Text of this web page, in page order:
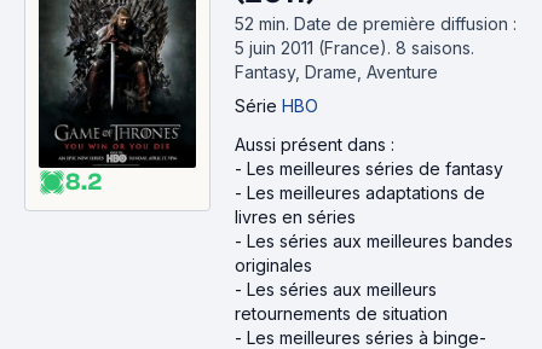
8.2
52 min. Date de première diffusion :
5 juin 2011 (France). 8 saisons.
Fantasy, Drame, Aventure
Série HBO
Aussi présent dans :
- Les meilleures séries de fantasy
- Les meilleures adaptations de
livres en séries
- Les séries aux meilleures bandes
originales
- Les séries aux meilleurs
retournements de situation
- Les meilleures séries à binge-